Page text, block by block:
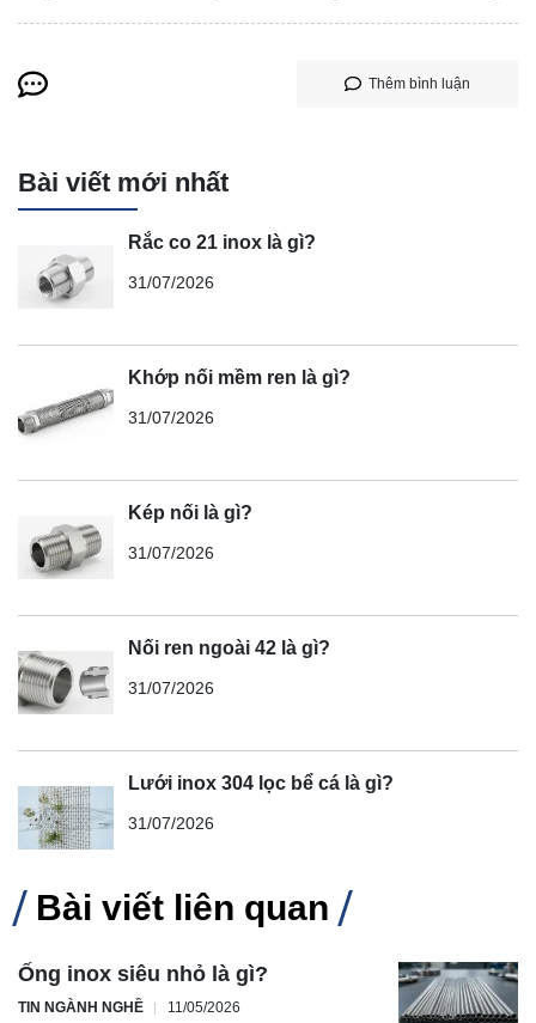
Thêm bình luận
Bài viết mới nhất
Rắc co 21 inox là gì?
31/07/2026
Khớp nối mềm ren là gì?
31/07/2026
Kép nối là gì?
31/07/2026
Nối ren ngoài 42 là gì?
31/07/2026
Lưới inox 304 lọc bể cá là gì?
31/07/2026
Bài viết liên quan
Ống inox siêu nhỏ là gì?
TIN NGÀNH NGHỀ 11/05/2026